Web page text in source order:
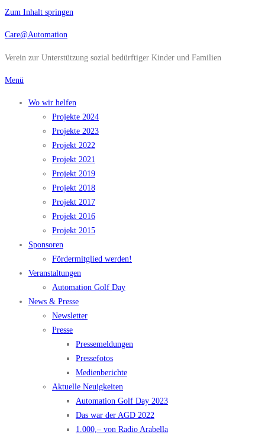
Zum Inhalt springen
Care@Automation
Verein zur Unterstützung sozial bedürftiger Kinder und Familien
Menü
Wo wir helfen
Projekte 2024
Projekte 2023
Projekt 2022
Projekt 2021
Projekt 2019
Projekt 2018
Projekt 2017
Projekt 2016
Projekt 2015
Sponsoren
Fördermitglied werden!
Veranstaltungen
Automation Golf Day
News & Presse
Newsletter
Presse
Pressemeldungen
Pressefotos
Medienberichte
Aktuelle Neuigkeiten
Automation Golf Day 2023
Das war der AGD 2022
1.000,– von Radio Arabella